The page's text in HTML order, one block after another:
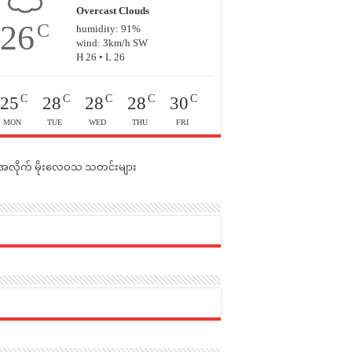
26C
Overcast Clouds
humidity: 91%
wind: 3km/h SW
H 26 • L 26
25 C
MON
28 C
TUE
28 C
WED
28 C
THU
30 C
FRI
လိုက် မိုးလေဝသ သတင်းများ